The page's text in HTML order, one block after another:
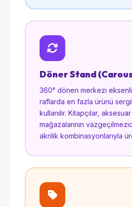
Döner Stand
360° dönen merkezi
raflarda en fazla ürünü
kullanılır. Kitapçılar,
mağazalarının
akrilik kombinasyonlarıyla